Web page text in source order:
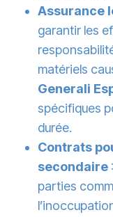
Assurance
garantir les
matériels
Generali
spécifiques
durée.
Contrats
secondaire
parties